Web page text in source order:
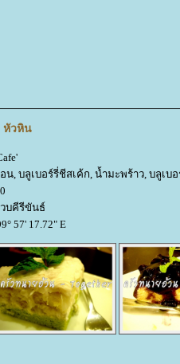
หัวหิน
น, บลูเบอร์รี่ชีสเค้ก, น้ำมะพร้าว, บลูเบ
บคีรีขันธ์
57' 17.72" E